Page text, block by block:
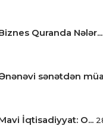
Quranda Nələr...
sənətdən
İqtisadiyyat: O...